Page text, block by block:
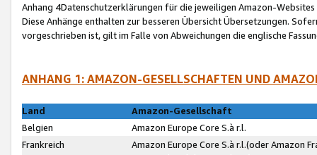
Anhang 4Datenschutzerklärungen für die jeweiligen Amazon-Websites
Diese Anhänge enthalten zur besseren Übersicht Übersetzungen.
vorgeschrieben ist, gilt im Falle von Abweichungen die englische
ANHANG 1: AMAZON-GESELLSCHAFTEN UND
Land
Amazon-Gesellschaft
Belgien
Amazon Europe Core S.à r.l.
Frankreich
Amazon Europe Core S.à r.l.(oder Amazon